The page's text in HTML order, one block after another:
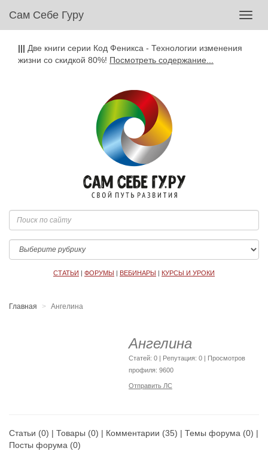
Сам Себе Гуру
||| Две книги серии Код Феникса - Технологии изменения
жизни со скидкой 80%! Посмотреть содержание...
СТАТЬИ | ФОРУМЫ | ВЕБИНАРЫ | КУРСЫ И УРОКИ
Главная Ангелина
Ангелина
Cтатей: 0 | Репутация: 0 | Просмотров
профиля: 9600
Отправить ЛС
Статьи (0) | Товары (0) | Комментарии (35) | Темы форума (0) |
Посты форума (0)